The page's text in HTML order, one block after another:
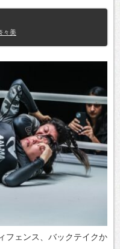
々美
フェンス、バックテイクか